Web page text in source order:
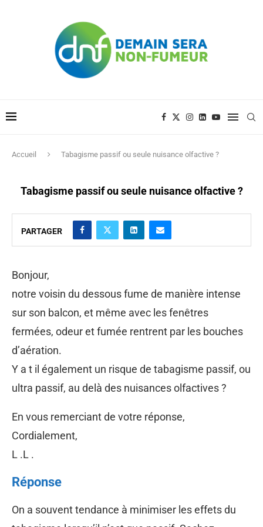
Accueil Tabagisme passif ou seule nuisance olfactive ?
Tabagisme passif ou seule nuisance olfactive ?
PARTAGER
Bonjour,
notre voisin du dessous fume de manière intense
sur son balcon, et même avec les fenêtres
fermées, odeur et fumée rentrent par les bouches
d’aération.
Y a t il également un risque de tabagisme passif, ou
ultra passif, au delà des nuisances olfactives ?
En vous remerciant de votre réponse,
Cordialement,
L .L .
Réponse
On a souvent tendance à minimiser les effets du